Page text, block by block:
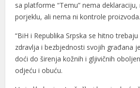
sa platforme “Temu” nema
porjeklu, ali nema ni kontrole proizvoda.
“BiH i Republika Srpska se hitno
zdravlja i bezbjednosti svojih građana
doći do širenja kožnih i gljivičnih
odjeću i obuću.